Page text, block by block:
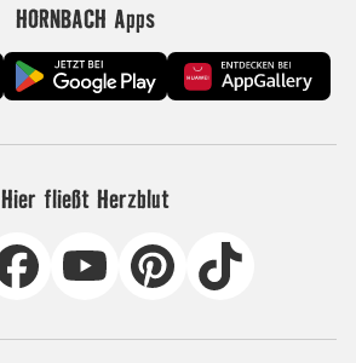
HORNBACH Apps
Hier fließt Herzblut